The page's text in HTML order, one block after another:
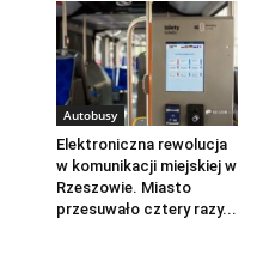
Autobusy
Elektroniczna rewolucja
w komunikacji miejskiej w
Rzeszowie. Miasto
przesuwało cztery razy...